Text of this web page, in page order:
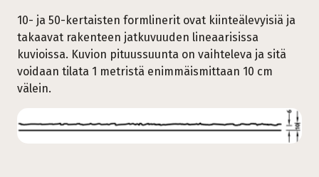
10- ja 50-kertaisten formlinerit ovat kiinteälevyisiä ja
takaavat rakenteen jatkuvuuden lineaarisissa
kuvioissa. Kuvion pituussuunta on vaihteleva ja sitä
voidaan tilata 1 metristä enimmäismittaan 10 cm
välein.